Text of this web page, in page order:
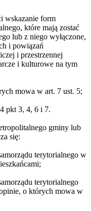
wskazanie form
które mają zostać
lub z niego wyłączone,
i powiązań
i przestrzennej
i kulturowe na tym
mowa w art. 7 ust. 5;
pkt 3, 4, 6 i 7.
gminy lub
się:
terytorialnego w
terytorialnego
o których mowa w